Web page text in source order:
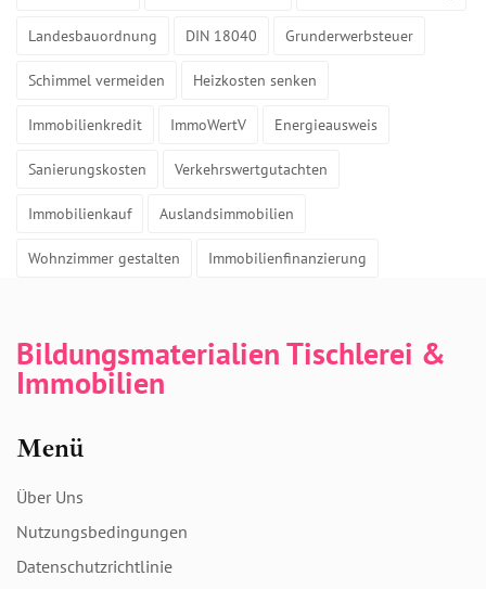
Landesbauordnung DIN 18040 Grunderwerbsteuer
Schimmel vermeiden Heizkosten senken
Immobilienkredit ImmoWertV Energieausweis
Sanierungskosten Verkehrswertgutachten
Immobilienkauf Auslandsimmobilien
Wohnzimmer gestalten Immobilienfinanzierung
Bildungsmaterialien Tischlerei &
Immobilien
Menü
Über Uns
Nutzungsbedingungen
Datenschutzrichtlinie